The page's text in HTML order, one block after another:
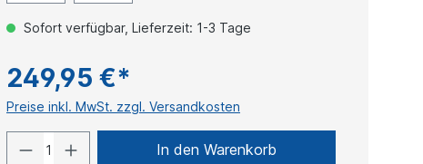
Sofort verfügbar, Lieferzeit: 1-3 Tage
249,95 €*
Preise inkl. MwSt. zzgl. Versandkosten
In den Warenkorb